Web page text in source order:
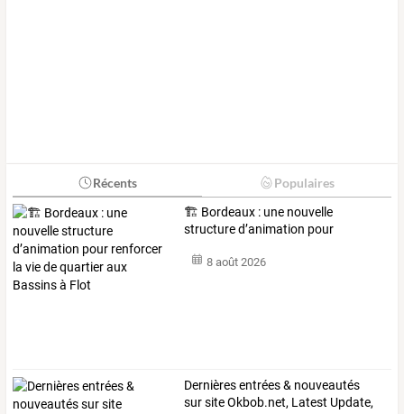
Récents Populaires
🏗️ Bordeaux : une nouvelle
structured’animation pour
8 août 2026
Dernièresentrées& nouveautés
sursiteOkbob.net, Latest Update,